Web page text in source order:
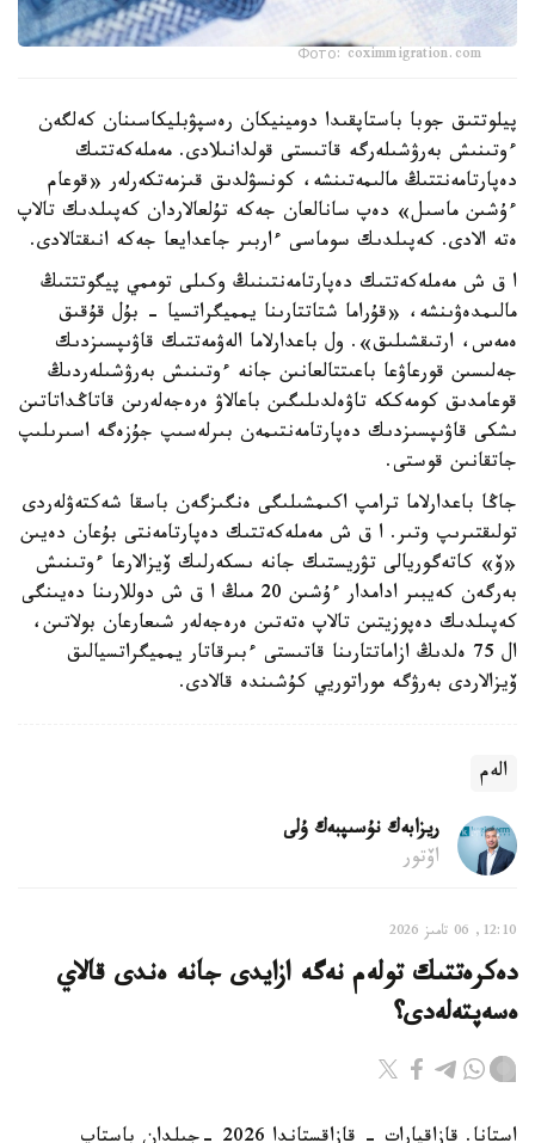
Фото: coximmigration.com
پيلوتتىق جوبا باستاپقىدا دومينيكان رەسپۋبليكاسىنان كەلگەن
ءوتىنىش بەرۋشىلەرگە قاتىستى قولدانىلادى. مەملەكەتتىك
دەپارتامەنتتىڭ مالىمەتىنشە، كونسۋلدىق قىزمەتكەرلەر «قوعام
ءۇشىن ماسىل» دەپ سانالعان جەكە تۇلعالاردان كەپىلدىك تالاپ
ەتە الادى. كەپىلدىك سوماسى ءاربىر جاعدايعا جەكە انىقتالادى.
ا ق ش مەملەكەتتىك دەپارتامەنتىنىڭ وكىلى توممي پيگوتتتىڭ
مالىمدەۋىنشە، «قۇراما شتاتتارىنا يمميگراتسيا - بۇل قۇقىق
ەمەس، ارتىقشىلىق». ول باعدارلاما الەۋمەتتىك قاۋىپسىزدىك
جەلىسىن قورعاۋعا باعىتتالعانىن جانە ءوتىنىش بەرۋشىلەردىڭ
قوعامدىق كومەككە تاۋەلدىلىگىن باعالاۋ ەرەجەلەرىن قاتاڭداتاتىن
ىشكى قاۋىپسىزدىك دەپارتامەنتىمەن بىرلەسىپ جۇزەگە اسىرىلىپ
جاتقانىن قوستى.
جاڭا باعدارلاما ترامپ اكىمشىلىگى ەنگىزگەن باسقا شەكتەۋلەردى
تولىقتىرىپ وتىر. ا ق ش مەملەكەتتىك دەپارتامەنتى بۇعان دەيىن
«ۆ» كاتەگوريالى تۋريستىك جانە ىسكەرلىك ۆيزالارعا ءوتىنىش
بەرگەن كەيبىر ادامدار ءۇشىن 20 مىڭ ا ق ش دوللارىنا دەيىنگى
كەپىلدىك دەپوزيتىن تالاپ ەتەتىن ەرەجەلەر شىعارعان بولاتىن،
ال 75 ەلدىڭ ازاماتتارىنا قاتىستى ءبىرقاتار يمميگراتسيالىق
ۆيزالاردى بەرۋگە موراتوريي كۇشىندە قالادى.
الەم
ريزابەك نۇسىپبەك ۇلى
اۆتور
12:10, 06 تامىز 2026
دەكرەتتىك تولەم نەگە ازايدى جانە ەندى قالاي
ەسەپتەلەدى؟